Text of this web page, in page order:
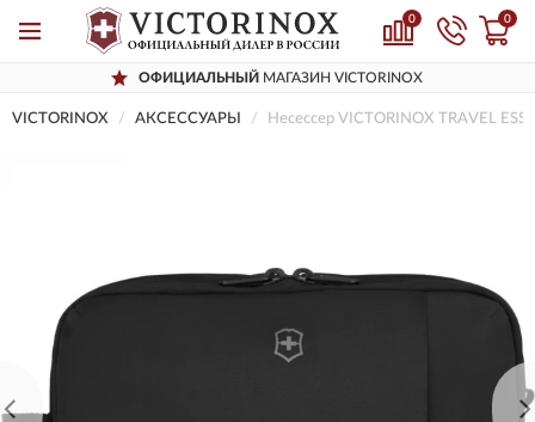
0 0
ОФИЦИАЛЬНЫЙ МАГАЗИН VICTORINOX
VICTORINOX AКСЕССУАРЫ Несессер VICTORINOX TRAVEL